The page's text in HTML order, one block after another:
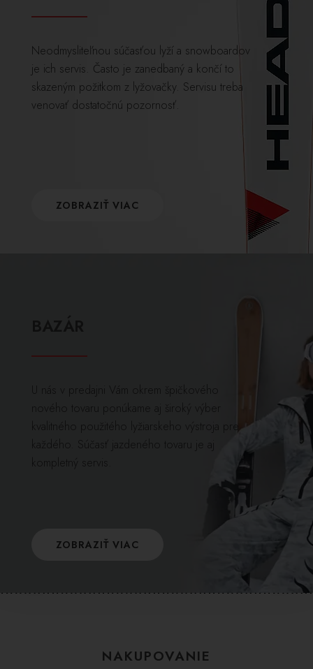
Neodmysliteľnou súčasťou lyží a snowboardov
je ich servis. Často je zanedbaný a končí to
skazeným požitkom z lyžovačky. Servisu treba
venovať dostatočnú pozornosť.
ZOBRAZIŤ VIAC
U nás v predajni Vám okrem špičkového
nového tovaru ponúkame aj široký výber
kvalitného použitého lyžiarskeho výstroja pre
každého. Súčasť jazdeného tovaru je aj
kompletný servis.
ZOBRAZIŤ VIAC
NAKUPOVANIE